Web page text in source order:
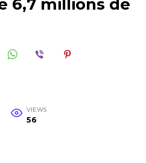
6,7 millions de
VIEWS
56